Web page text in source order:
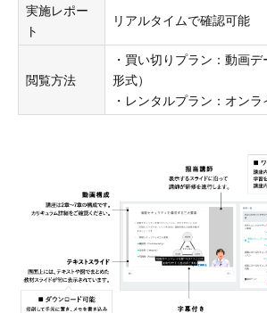
実施レポー
ト
リアルタイムで確認可能
閲覧方法
・買い切りプラン：動画
形式）
・レンタルプラン：オン